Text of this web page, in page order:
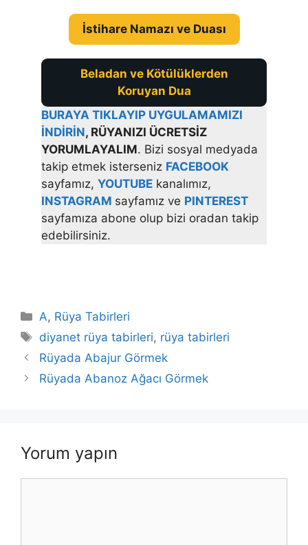
İstihare Namazı ve Duası
Beladan ve Kötülüklerden
Koruyan Dua
BURAYA TIKLAYIP UYGULAMAMIZI
İNDİRİN, RÜYANIZI ÜCRETSİZ
YORUMLAYALIM. Bizi sosyal medyada
takip etmek isterseniz FACEBOOK
sayfamız, YOUTUBE kanalımız,
INSTAGRAM sayfamız ve PINTEREST
sayfamıza abone olup bizi oradan takip
edebilirsiniz.
Kategoriler
A, Rüya Tabirleri
Etiketler
diyanet rüya tabirleri, rüya tabirleri
Rüyada Abajur Görmek
Rüyada Abanoz Ağacı Görmek
Yorum yapın